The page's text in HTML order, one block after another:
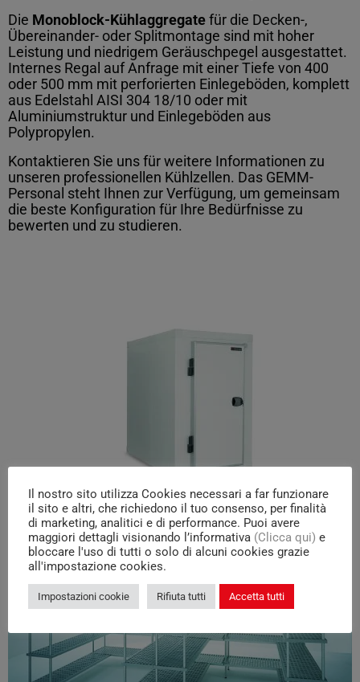
Die Monoblock-Kühlaggregatefür die Decken-,
Übereinander- oder Splitmontage sind mit hoher
Leistung und niedrigem Geräuschpegel ausgestattet.
Internes Regal auf Anfrage mit einer Tiefe von 400
oder 500 mm mit perforierten Einlegeböden, komplett
aus Edelstahl AISI 304 18/10 oder mit
Aluminiumstruktur und Einlegeböden aus
Polypropylen.
Kontaktieren Sie uns für weitere Informationen zu
unseren professionellen Kühlzellen. Das GEMM-
Personal steht Ihnen zur Verfügung, um gemeinsam
die beste Konfiguration für Ihre Bedürfnisse zu
bewerten und zu studieren.
Il nostro sito utilizza Cookies necessari a far funzionare
il sito e altri, che richiedono il tuo consenso, per finalità
di marketing, analitici e di performance. Puoi avere
maggiori dettagli visionando l’informativa (Clicca qui) e
bloccare l'uso di tutti o solo di alcuni cookies grazie
all'impostazione cookies.
Impostazioni cookie Rifiuta tutti Accetta tutti